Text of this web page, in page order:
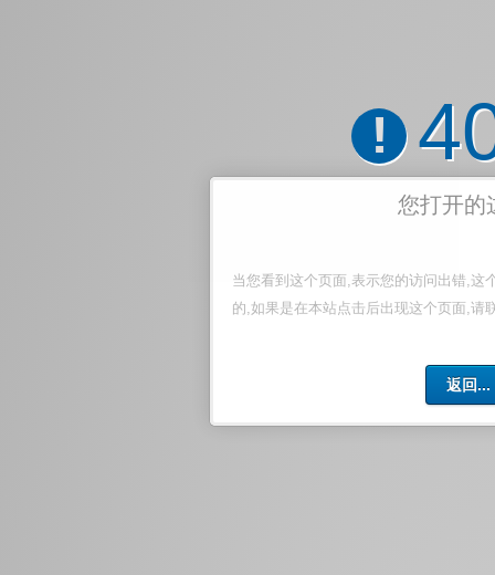
!
您打开的
当您看到这个页面,表示您的访问出错,这
的,如果是在本站点击后出现这个页面,请
返回...